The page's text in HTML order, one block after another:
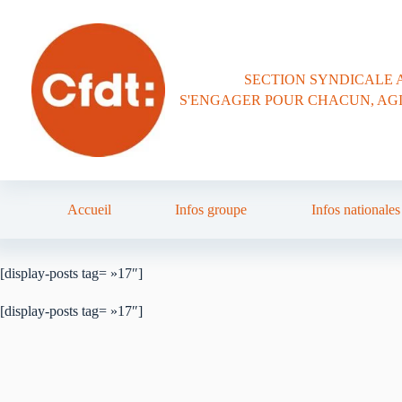
SECTION SYNDICALE
S'ENGAGER POUR CHACUN,
Accueil Infos groupe Infos nationales
[display-posts tag= »17″]
[display-posts tag= »17″]